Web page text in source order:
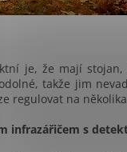
je, že mají
takže jim
regulovat na
infrazářičem s